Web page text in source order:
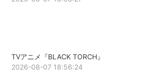
TVアニメ『BLACK TORCH』
2026-08-07 18:56:24